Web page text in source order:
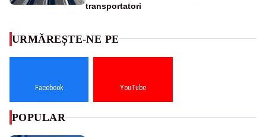
transportatori
URMĂREȘTE-NE PE
Facebook YouTube
POPULAR